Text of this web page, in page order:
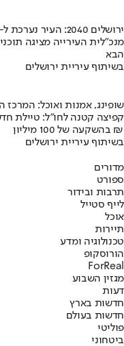
ירושלים 2040: העיר נערכת ל- 1.5 מליון תושבים
מנכ"לית העירייה מציגה
הבא
בשיתוף עיריית ירושלים
שופינג, אמנות ואוכל:
קפיצה קטנה לחו"ל: טיילת
בהשקעה של 100 מיליון ₪
בשיתוף עיריית ירושלים
מדורים
ספורט
תרבות ובידור
לייף סטייל
אוכל
תיירות
טכנולוגיה ומדע
הורוסקופ
ForReal
מגזין השבוע
דעות
חדשות בארץ
חדשות בעולם
פוליטי
ביטחוני